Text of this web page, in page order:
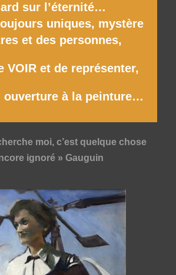
sur l’éternité…
uniques, mystère
et des personnes,
VOIR et de représenter,
ouverture à la peinture…
moi, c’est quelque chose
ignoré » Gauguin